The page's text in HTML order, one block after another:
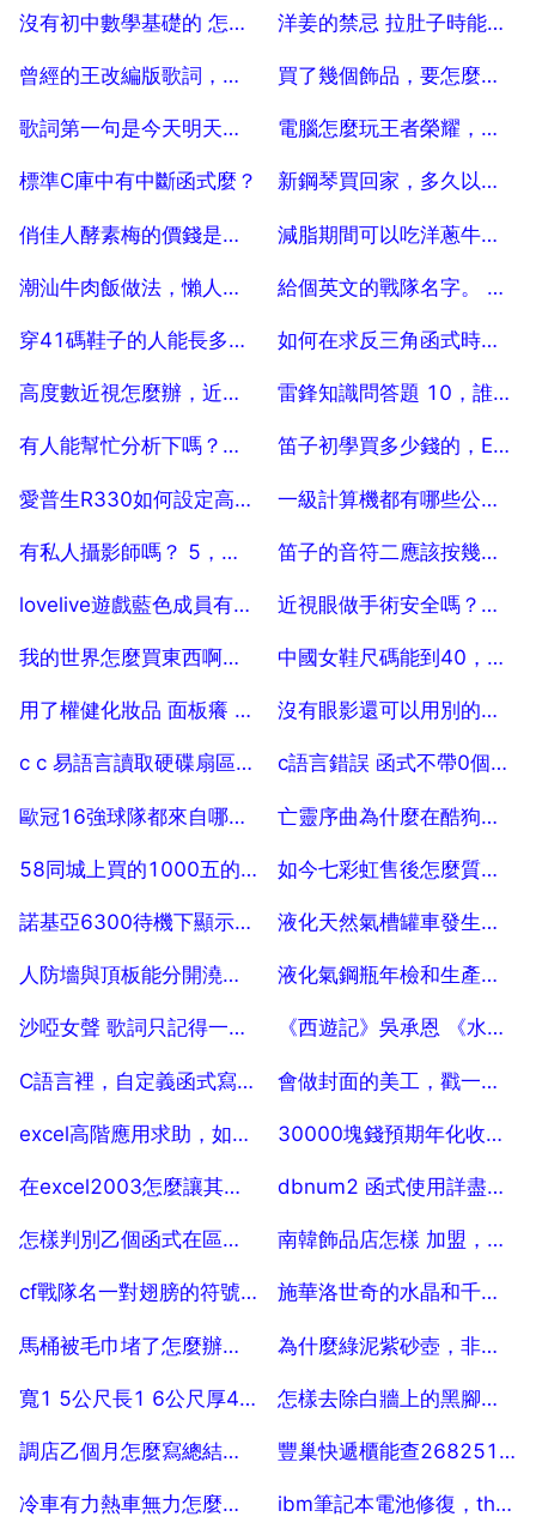
2025-07-25 2025-07-25
沒有初中數學基礎的 怎麼自學高中數學
2025-07-25
洋姜的禁忌 拉肚子時能吃洋姜鹹菜嗎？
2025-07-25
曾經的王改編版歌詞，曾經的王的歌詞
2025-07-25
買了幾個飾品，要怎麼取回道STEAM庫存
2025-07-25
歌詞第一句是今天明天的夏天歌名叫什麼
2025-07-25
電腦怎麼玩王者榮耀，顯示卡gtx650cpufx8320記憶體8g
2025-07-25
標準C庫中有中斷函式麼？
2025-07-25
新鋼琴買回家，多久以後做調音
2025-07-25
俏佳人酵素梅的價錢是多少
2025-07-25
減脂期間可以吃洋蔥牛肉炒飯嗎
2025-07-25
潮汕牛肉飯做法，懶人版榨菜牛肉飯怎麼做
2025-07-25
給個英文的戰隊名字。 帶翻譯， 唯美點的
2025-07-25
穿41碼鞋子的人能長多高啊？
2025-07-25
如何在求反三角函式時，令得出的角度在之間
2025-07-25
高度數近視怎麼辦，近視度數高了怎麼辦
2025-07-25
雷鋒知識問答題 10，誰有學習雷鋒知識問答題目
2025-07-25
有人能幫忙分析下嗎？情商有點低
2025-07-25
笛子初學買多少錢的，E調好還是F調好
2025-07-25
愛普生R330如何設定高質量列印效果
2025-07-25
一級計算機都有哪些公式 怎麼用
2025-07-25
有私人攝影師嗎？ 5，有私人攝影師嗎？
2025-07-25
笛子的音符二應該按幾個孔
2025-07-25
lovelive遊戲藍色成員有什麼用
2025-07-25
近視眼做手術安全嗎？效果怎麼樣？
2025-07-25
我的世界怎麼買東西啊？我的世界怎麼賣東西？
2025-07-25
中國女鞋尺碼能到40，那外國女鞋尺碼是到多少
2025-07-25
用了權健化妝品 面板癢 麼回事
2025-07-25
沒有眼影還可以用別的方法畫臥蠶嗎
2025-07-25
c c 易語言讀取硬碟扇區資料來源碼 10
2025-07-25
c語言錯誤 函式不帶0個引數
2025-07-25
歐冠16強球隊都來自哪些聯賽？
2025-07-25
亡靈序曲為什麼在酷狗上找不到？ 15
2025-07-25
58同城上買的1000五的蘋果6是真的嗎
2025-07-25
如今七彩虹售後怎麼質保顯示卡
2025-07-25
諾基亞6300待機下顯示時間條如何設定啊
2025-07-25
液化天然氣槽罐車發生事故的概率大概是多少
2025-07-25
人防墻與頂板能分開澆築混凝土嗎
2025-07-25
液化氣鋼瓶年檢和生產日期
2025-07-25
沙啞女聲 歌詞只記得一句 走到最後 10
2025-07-25
《西遊記》吳承恩 《水滸傳》施耐庵 《三國演義》羅貫中 《紅樓夢》曹雪芹
2025-07-25
C語言裡，自定義函式寫在main（）函式里面還是外面？
2025-07-25
會做封面的美工，戳一戳啊
2025-07-25
excel高階應用求助，如何學好excel高階應用
2025-07-25
30000塊錢預期年化收益率7 2 投乙個月收益多少
2025-07-25
在excel2003怎麼讓其提示要輸入的函式
2025-07-25
dbnum2 函式使用詳盡說明
2025-07-25
怎樣判別乙個函式在區間是增函式或減函式。
2025-07-25
南韓飾品店怎樣 加盟，現在的飾品的話，想加盟一家不是南韓品牌的百貨？
2025-07-25
cf戰隊名一對翅膀的符號怎麼打
2025-07-25
施華洛世奇的水晶和千足金哪個具有收藏價值？
2025-07-25
馬桶被毛巾堵了怎麼辦，毛巾掉到馬桶堵了,怎麼辦
2025-07-25
為什麼綠泥紫砂壺，非得先溫水溫壺，才能用
2025-07-25
寬1 5公尺長1 6公尺厚4公釐鐵板有多少公斤
2025-07-25
怎樣去除白牆上的黑腳印，怎樣去除白牆上的黑手印
2025-07-25
調店乙個月怎麼寫總結，調到別的店工作後的總結怎麼寫
2025-07-25
豐巢快遞櫃能查2682511481
2025-07-25
冷車有力熱車無力怎麼回事求解 10 ibm筆記本電池修復，thinkpad筆記本電池如何修復